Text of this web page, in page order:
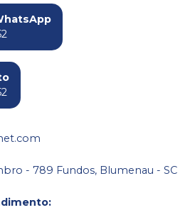
- 789 Fundos, Blumenau - SC
: